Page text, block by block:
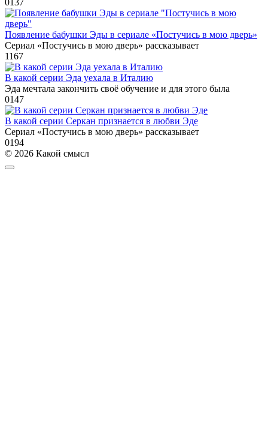
Появление бабушки Эды в сериале «Постучись в мою дверь»
Сериал «Постучись в мою дверь» рассказывает
1167
В какой серии Эда уехала в Италию
Эда мечтала закончить своё обучение и для этого была
0147
В какой серии Серкан признается в любви Эде
Сериал «Постучись в мою дверь» рассказывает
0194
© 2026 Какой смысл